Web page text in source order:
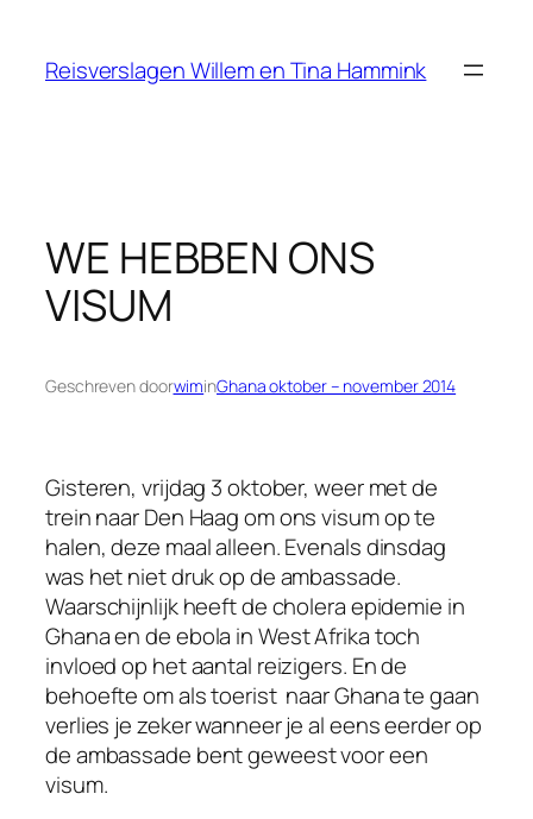
Reisverslagen Willem en Tina Hammink
WE HEBBEN ONS
VISUM
Geschreven doorwiminGhana oktober – november 2014
Gisteren, vrijdag 3 oktober, weer met de
trein naar Den Haag om ons visum op te
halen, deze maal alleen. Evenals dinsdag
was het niet druk op de ambassade.
Waarschijnlijk heeft de cholera epidemie in
Ghana en de ebola in West Afrika toch
invloed op het aantal reizigers. En de
behoefte om als toerist naar Ghana te gaan
verlies je zeker wanneer je al eens eerder op
de ambassade bent geweest voor een
visum.